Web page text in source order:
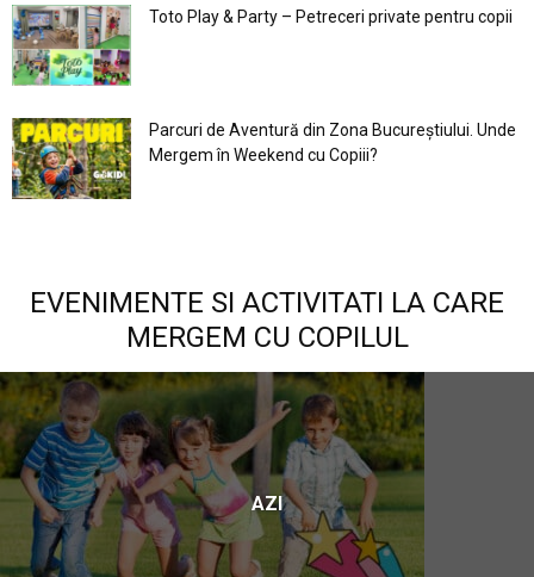
Toto Play & Party – Petreceri private pentru copii
Parcuri de Aventură din Zona Bucureştiului. Unde
Mergem în Weekend cu Copiii?
EVENIMENTE SI ACTIVITATI LA CARE
MERGEM CU COPILUL
AZI